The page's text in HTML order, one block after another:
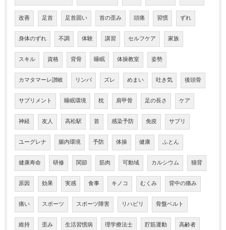
改善 足首 足首固い 首の歪み 頭痛 習慣 ずれ
身体のずれ 不調 体験 講習 セルフケア 家族
スキル 資格 背骨 睡眠 体操教室 姿勢
カマタマーレ讃岐 リンパ ズレ めまい 吐き気 後頭骨
サプリメント 睡眠環境 枕 肩甲骨 足の長さ ケア
神経 友人 高松駅 首 感染予防 免疫 サプリ
ユーグレナ 腸内環境 予防 体操 健康 ふとん
健康寿命 研修 関節 筋肉 可動域 カルシウム 猫背
原因 効果 実感 食事 キノコ むくみ 背中の痛み
痛い スポーツ スポーツ障害 リハビリ 骨盤ベルト
維持 歪み 生活習慣病 理学療法士 貯筋運動 高齢者